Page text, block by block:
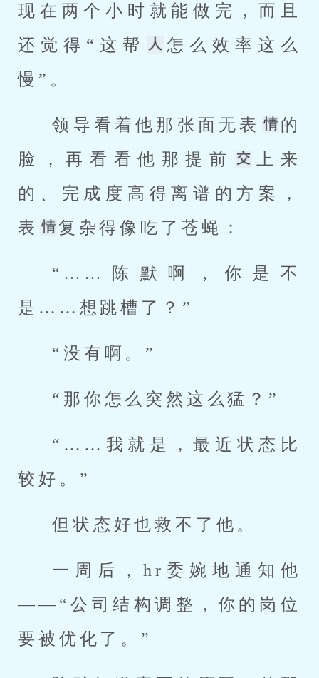
现在两个小时就能做完，而且
还觉得“这帮
怎么效率这么
慢”。
领导看着他那张面无表
的
脸，再看看他那提前
上来
的、完成度高得离谱的方案，
表
复杂得像吃了苍蝇：
“……陈默啊，你是不
是……想跳槽了？”
“没有啊。”
“那你怎么突然这么猛？”
“……我就是，最近状态比
较好。”
但状态好也救不了他。
一周后，hr委婉地通知他
——“公司结构调整，你的岗位
要被优化了。”